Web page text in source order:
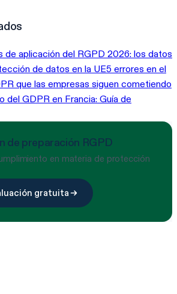
aplicación del RGPD 2026: los datos
de datos en la UE5 errores en el
que las empresas siguen cometiendo
del GDPR en Francia: Guía de
de preparación RGPD
en materia de protección
gratuita